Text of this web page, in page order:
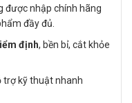
được nhập chính hãng
đầy đủ.
định, bền bỉ, cắt khỏe
trợ kỹ thuật nhanh